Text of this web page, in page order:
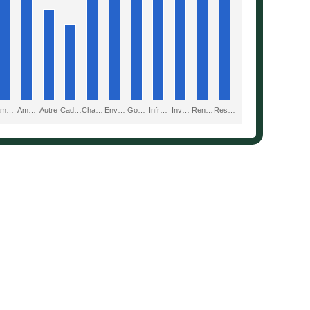
Am… Autre Cad… Cha… Env… Go… Infr… Inv… Ren… Res…